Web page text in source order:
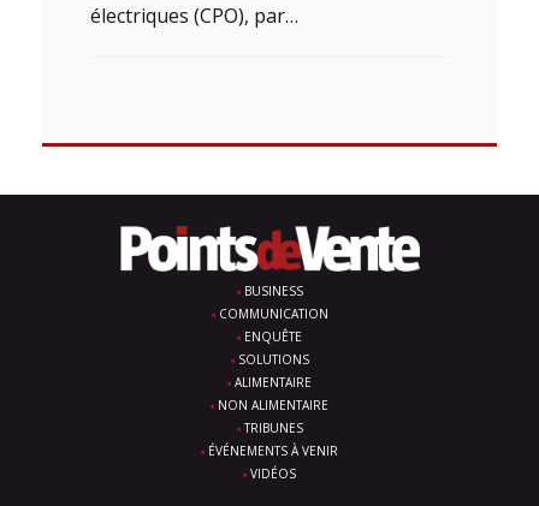
électriques (CPO), par…
BUSINESS
COMMUNICATION
ENQUÊTE
SOLUTIONS
ALIMENTAIRE
NON ALIMENTAIRE
TRIBUNES
ÉVÉNEMENTS À VENIR
VIDÉOS